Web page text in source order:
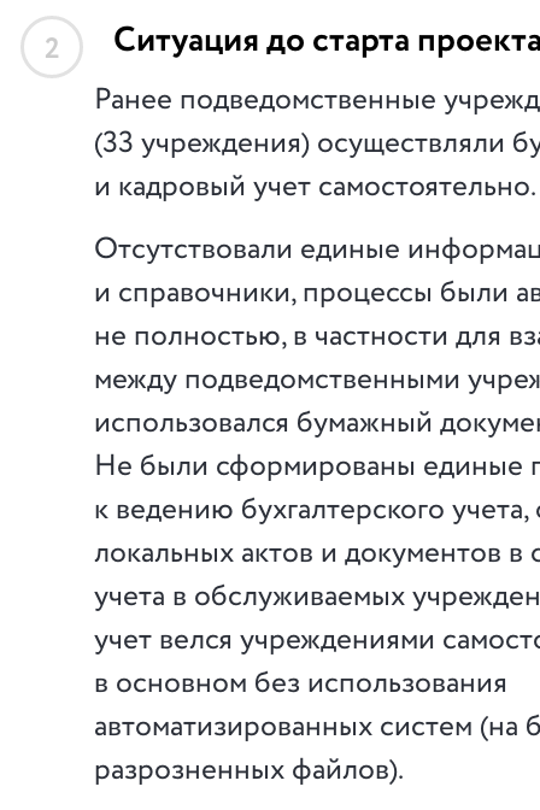
2 Ситуация до старта
Ранее подведомственные
(33 учреждения) осуществляли
и кадровый учет самостоятельно.
Отсутствовали единые
и справочники, процессы были
не полностью, в частности для
между подведомственными
использовался бумажный
Не были сформированы единые
к ведению бухгалтерского
локальных актов и документов в
учета в обслуживаемых
учет велся учреждениями
в основном без использования
автоматизированных систем (на
разрозненных файлов).